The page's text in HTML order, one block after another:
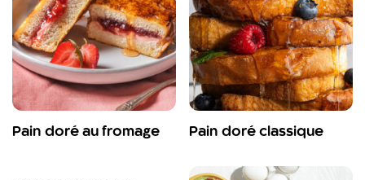
Pain doré au fromage Pain doré classique